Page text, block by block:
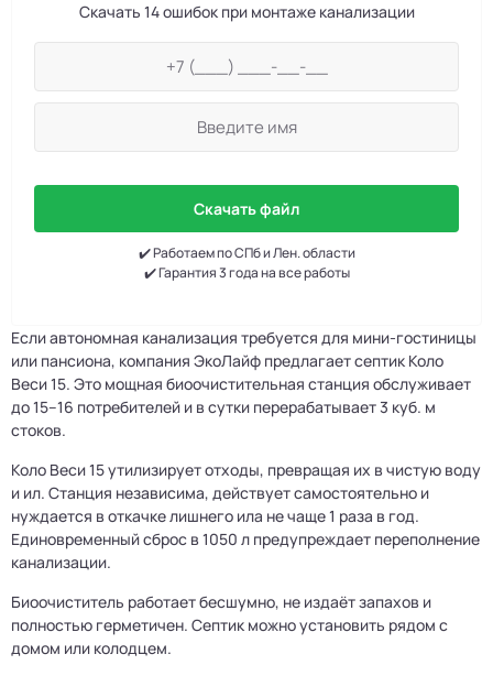
Скачать 14 ошибок при монтаже канализации
Скачать файл
✔️ Работаем по СПб и Лен. области
✔️ Гарантия 3 года на все работы
Если автономная канализация требуется для мини-гостиницы
или пансиона, компания ЭкоЛайф предлагает септик Коло
Веси 15. Это мощная биоочистительная станция обслуживает
до 15–16 потребителей и в сутки перерабатывает 3 куб. м
стоков.
Коло Веси 15 утилизирует отходы, превращая их в чистую воду
и ил. Станция независима, действует самостоятельно и
нуждается в откачке лишнего ила не чаще 1 раза в год.
Единовременный сброс в 1050 л предупреждает переполнение
канализации.
Биоочиститель работает бесшумно, не издаёт запахов и
полностью герметичен. Септик можно установить рядом с
домом или колодцем.